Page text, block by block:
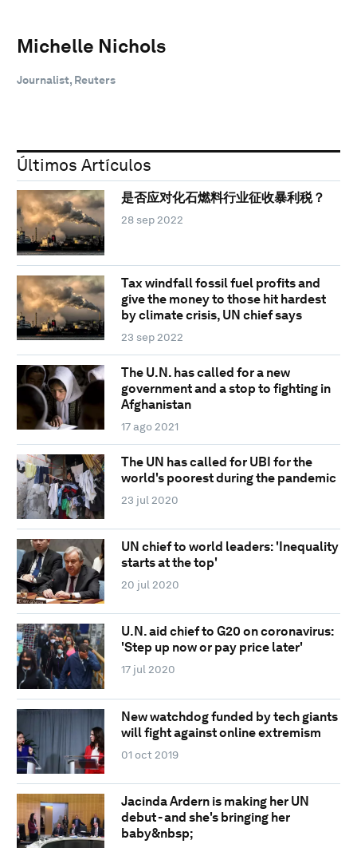
Michelle Nichols
Journalist, Reuters
Últimos Artículos
是否应对化石燃料行业征收暴利税？
28 sep 2022
Tax windfall fossil fuel profits and
give the money to those hit hardest
by climate crisis, UN chief says
23 sep 2022
The U.N. has called for a new
government and a stop to fighting in
Afghanistan
17 ago 2021
The UN has called for UBI for the
world's poorest during the pandemic
23 jul 2020
UN chief to world leaders: 'Inequality
starts at the top'
20 jul 2020
U.N. aid chief to G20 on coronavirus:
'Step up now or pay price later'
17 jul 2020
New watchdog funded by tech giants
will fight against online extremism
01 oct 2019
Jacinda Ardern is making her UN
debut - and she's bringing her
baby&nbsp;